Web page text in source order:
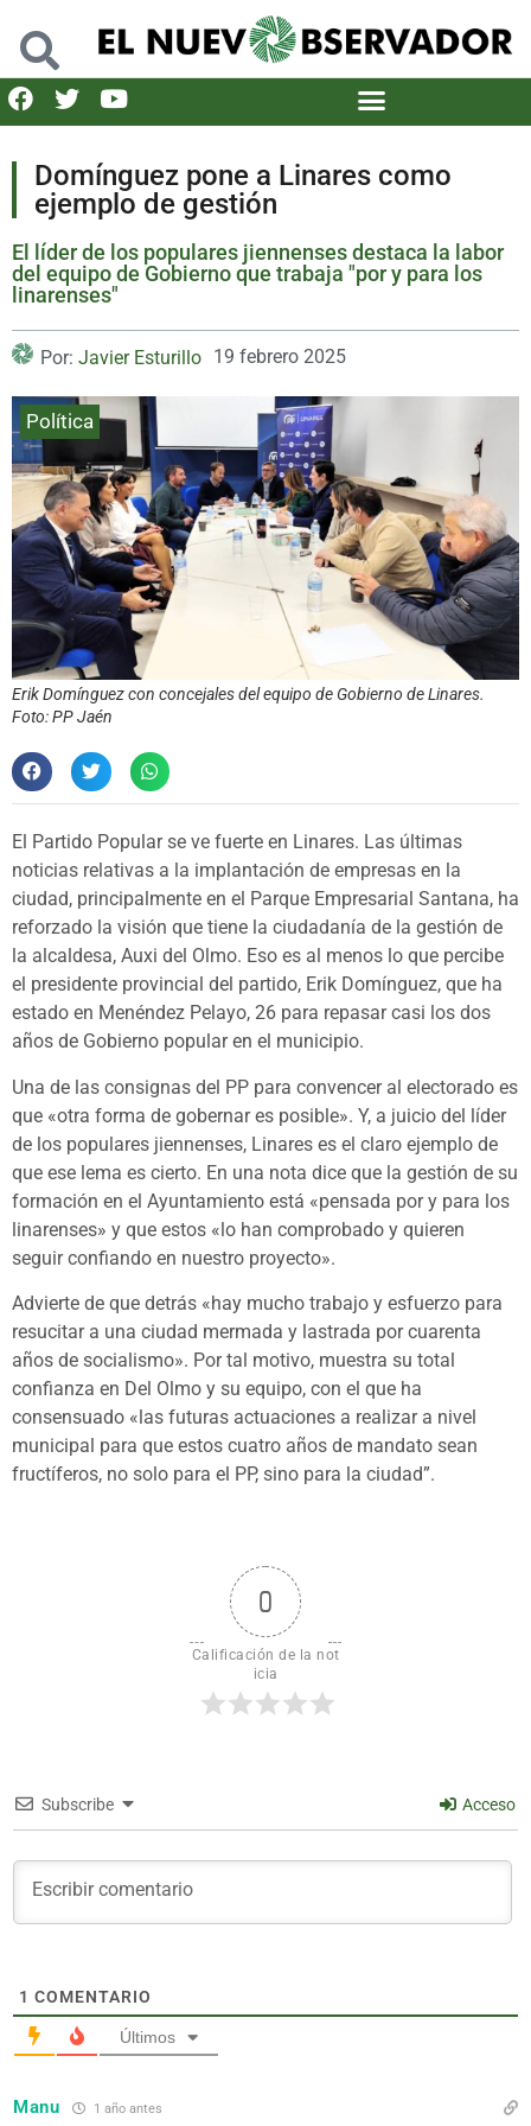
Domínguez pone a Linares como
ejemplo de gestión
El líder de los populares jiennenses destaca la labor
del equipo de Gobierno que trabaja "por y para los
linarenses"
Por: Javier Esturillo 19 febrero 2025
Política
Erik Domínguez con concejales del equipo de Gobierno de Linares.
Foto: PP Jaén
El Partido Popular se ve fuerte en Linares. Las últimas
noticias relativas a la implantación de empresas en la
ciudad, principalmente en el Parque Empresarial Santana, ha
reforzado la visión que tiene la ciudadanía de la gestión de
la alcaldesa, Auxi del Olmo. Eso es al menos lo que percibe
el presidente provincial del partido, Erik Domínguez, que ha
estado en Menéndez Pelayo, 26 para repasar casi los dos
años de Gobierno popular en el municipio.
Una de las consignas del PP para convencer al electorado es
que «otra forma de gobernar es posible». Y, a juicio del líder
de los populares jiennenses, Linares es el claro ejemplo de
que ese lema es cierto. En una nota dice que la gestión de su
formación en el Ayuntamiento está «pensada por y para los
linarenses» y que estos «lo han comprobado y quieren
seguir confiando en nuestro proyecto».
Advierte de que detrás «hay mucho trabajo y esfuerzo para
resucitar a una ciudad mermada y lastrada por cuarenta
años de socialismo». Por tal motivo, muestra su total
confianza en Del Olmo y su equipo, con el que ha
consensuado «las futuras actuaciones a realizar a nivel
municipal para que estos cuatro años de mandato sean
fructíferos, no solo para el PP, sino para la ciudad”.
0
Calificación de la not
icia
Subscribe Acceso
1 COMENTARIO
Últimos
Manu 1 año antes